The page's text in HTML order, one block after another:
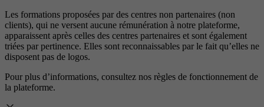
Les formations proposées par des centres non partenaires (non
clients), qui ne versent aucune rémunération à notre plateforme,
apparaissent après celles des centres partenaires et sont également
triées par pertinence. Elles sont reconnaissables par le fait qu’elles ne
disposent pas de logos.
Pour plus d’informations, consultez nos règles de fonctionnement de
la plateforme.